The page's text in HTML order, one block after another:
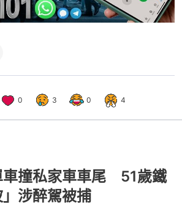
0 3 0 4
車撞私家車車尾 51歲鐵
涉醉駕被捕